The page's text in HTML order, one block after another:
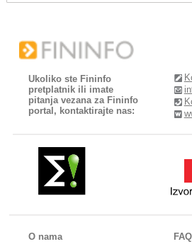
Ukoliko ste Fininfo
pretplatnik ili imate
pitanja vezana za Fininfo
portal, kontaktirajte nas:
O nama